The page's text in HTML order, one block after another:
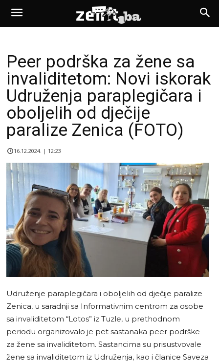
Peer podrška za žene sa
invaliditetom: Novi iskorak
Udruženja paraplegičara i
oboljelih od dječije
paralize Zenica (FOTO)
16.12.2024. | 12:23
Udruženje paraplegičara i oboljelih od dječije paralize
Zenica, u saradnji sa Informativnim centrom za osobe
sa invaliditetom “Lotos” iz Tuzle, u prethodnom
periodu organizovalo je pet sastanaka peer podrške
za žene sa invaliditetom. Sastancima su prisustvovale
žene sa invaliditetom iz Udruženja, kao i članice Saveza